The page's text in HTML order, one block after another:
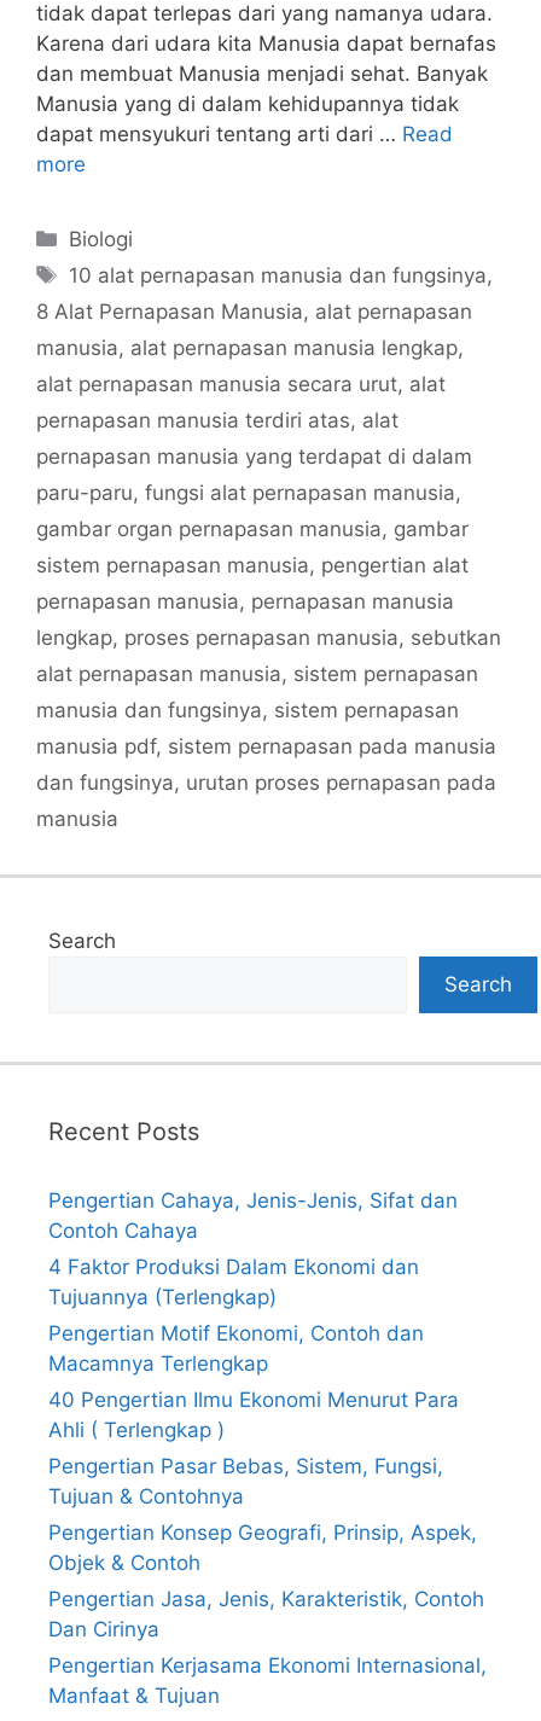
tidak dapat terlepas dari yang namanya udara.
Karena dari udara kita Manusia dapat bernafas
dan membuat Manusia menjadi sehat. Banyak
Manusia yang di dalam kehidupannya tidak
dapat mensyukuri tentang arti dari … Read
more
Categories
Biologi
Tags
10 alat pernapasan manusia dan fungsinya,
8 Alat Pernapasan Manusia, alat pernapasan
manusia, alat pernapasan manusia lengkap,
alat pernapasan manusia secara urut, alat
pernapasan manusia terdiri atas, alat
pernapasan manusia yang terdapat di dalam
paru-paru, fungsi alat pernapasan manusia,
gambar organ pernapasan manusia, gambar
sistem pernapasan manusia, pengertian alat
pernapasan manusia, pernapasan manusia
lengkap, proses pernapasan manusia, sebutkan
alat pernapasan manusia, sistem pernapasan
manusia dan fungsinya, sistem pernapasan
manusia pdf, sistem pernapasan pada manusia
dan fungsinya, urutan proses pernapasan pada
manusia
Search
Search
Recent Posts
Pengertian Cahaya, Jenis-Jenis, Sifat dan
Contoh Cahaya
4 Faktor Produksi Dalam Ekonomi dan
Tujuannya (Terlengkap)
Pengertian Motif Ekonomi, Contoh dan
Macamnya Terlengkap
40 Pengertian Ilmu Ekonomi Menurut Para
Ahli ( Terlengkap )
Pengertian Pasar Bebas, Sistem, Fungsi,
Tujuan & Contohnya
Pengertian Konsep Geografi, Prinsip, Aspek,
Objek & Contoh
Pengertian Jasa, Jenis, Karakteristik, Contoh
Dan Cirinya
Pengertian Kerjasama Ekonomi Internasional,
Manfaat & Tujuan